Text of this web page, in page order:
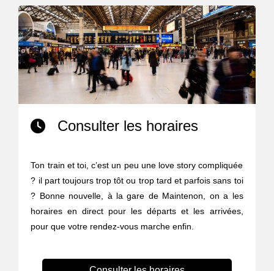
Consulter les horaires
Ton train et toi, c’est un peu une love story compliquée
? il part toujours trop tôt ou trop tard et parfois sans toi
? Bonne nouvelle, à la gare de Maintenon, on a les
horaires en direct pour les départs et les arrivées,
pour que votre rendez-vous marche enfin.